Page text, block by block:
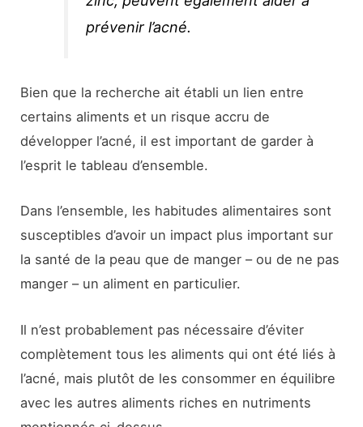
prévenir l’acné.
Bien que la recherche ait établi un lien entre
certains aliments et un risque accru de
développer l’acné, il est important de garder à
l’esprit le tableau d’ensemble.
Dans l’ensemble, les habitudes alimentaires sont
susceptibles d’avoir un impact plus important sur
la santé de la peau que de manger – ou de ne pas
manger – un aliment en particulier.
Il n’est probablement pas nécessaire d’éviter
complètement tous les aliments qui ont été liés à
l’acné, mais plutôt de les consommer en équilibre
avec les autres aliments riches en nutriments